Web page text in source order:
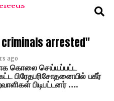
arrested"
ago
கொலை செய்யப்பட்ட
பிரேதபரிசோதனையில் பகீர்
பிடிபட்டனர் ….